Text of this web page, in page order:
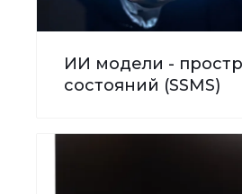
ИИ модели -
состояний (SSMS)